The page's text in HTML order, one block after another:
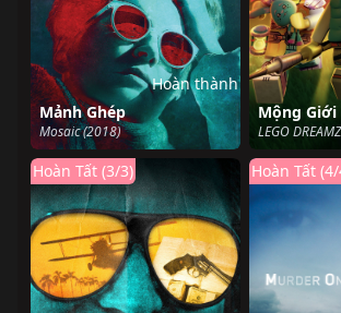
Mảnh Ghép
Mosaic (2018)
Hoàn thành
Mộng Giới
Hoàn Tất (3/3) Hoàn Tất